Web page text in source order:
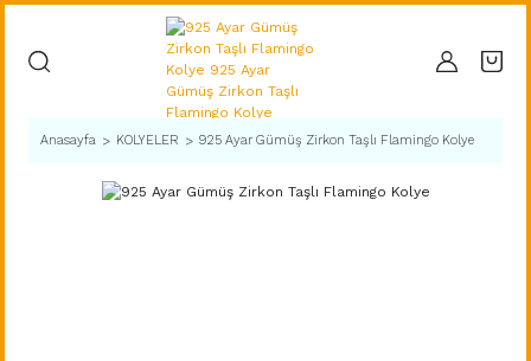
Anasayfa KOLYELER 925 Ayar Gümüş Zirkon Taşlı Flamingo Kolye